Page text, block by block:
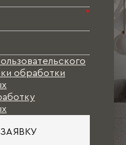
*
обработки